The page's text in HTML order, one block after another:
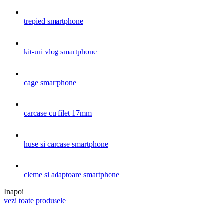
trepied smartphone
kit-uri vlog smartphone
cage smartphone
carcase cu filet 17mm
huse si carcase smartphone
cleme si adaptoare smartphone
Inapoi
vezi toate produsele